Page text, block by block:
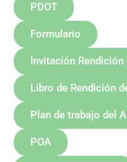
PDOT
Formulario
Invitación
Libro de Rendición
Plan de trabajo del
POA